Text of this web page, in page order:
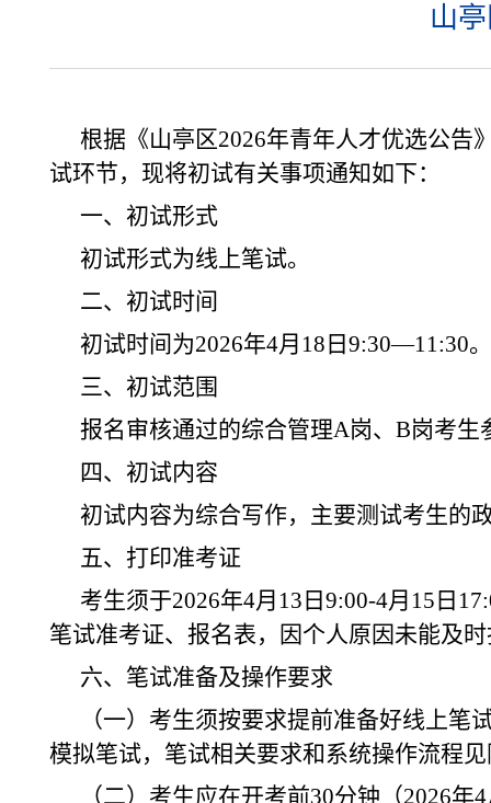
山
根据《山亭区2026年青年人才优选公告
试环节，现将初试有关事项通知如下：
一、初试形式
初试形式为线上笔试。
二、初试时间
初试时间为2026年4月18日9:30—11:30。
三、初试范围
报名审核通过的综合管理A岗、B岗考
四、初试内容
初试内容为综合写作，主要测试考生的
五、打印准考证
考生须于2026年4月13日9:00-4月15日
笔试准考证、报名表，因个人原因未能及
六、笔试准备及操作要求
（一）考生须按要求提前准备好线上
模拟笔试，笔试相关要求和系统操作流程
（二）考生应在开考前30分钟（2026